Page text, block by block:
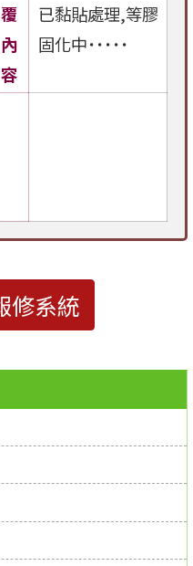
覆
內
容
已黏貼處理,等膠
固化中˙˙˙˙˙
修系統